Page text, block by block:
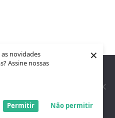
novidades
Assine nossas
Não permitir
Permitir
×
de High
que você tenha a melhor
continua a usar este site,
está satisfeito.